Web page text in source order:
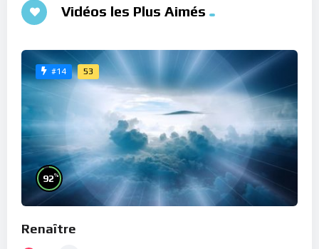
Vidéos les Plus Aimés
#14 53
92%
Renaître